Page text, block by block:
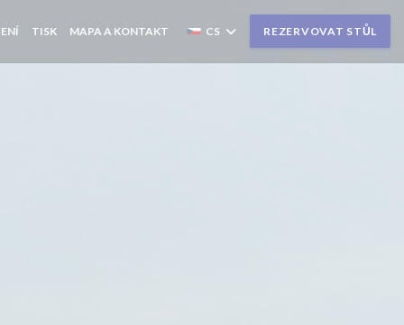
TISK MAPA A KONTAKT CS REZERVOVAT STŮL